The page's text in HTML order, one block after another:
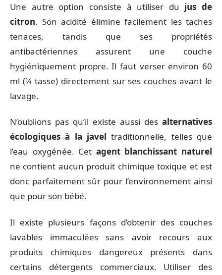
Une autre option consiste à utiliser du jus de
citron. Son acidité élimine facilement les taches
tenaces, tandis que ses propriétés
antibactériennes assurent une couche
hygiéniquement propre. Il faut verser environ 60
ml (¼ tasse) directement sur ses couches avant le
lavage.
N’oublions pas qu’il existe aussi des alternatives
écologiques à la javel traditionnelle, telles que
l’eau oxygénée. Cet agent blanchissant naturel
ne contient aucun produit chimique toxique et est
donc parfaitement sûr pour l’environnement ainsi
que pour son bébé.
Il existe plusieurs façons d’obtenir des couches
lavables immaculées sans avoir recours aux
produits chimiques dangereux présents dans
certains détergents commerciaux. Utiliser des